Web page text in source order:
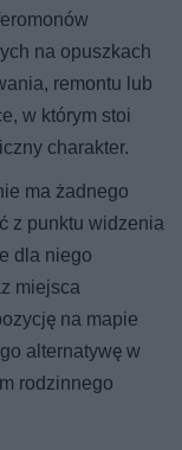
na opuszkach
remontu lub
w którym stoi
charakter.
ma żadnego
z punktu widzenia
dla niego
miejsca
na mapie
alternatywę w
rodzinnego